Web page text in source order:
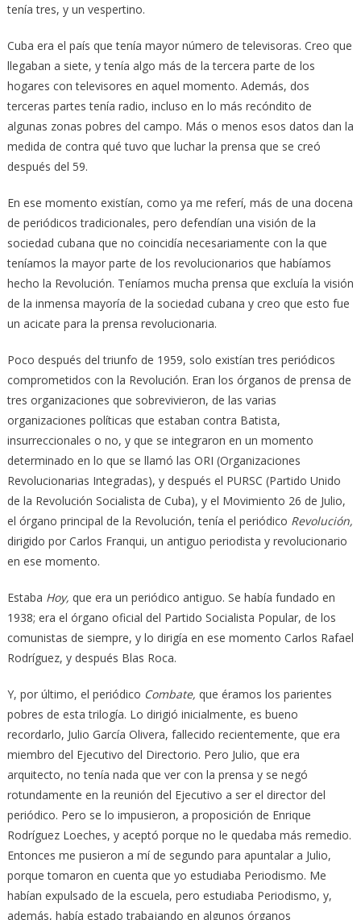
tenía tres, y un vespertino.
Cuba era el país que tenía mayor número de televisoras. Creo que
llegaban a siete, y tenía algo más de la tercera parte de los
hogares con televisores en aquel momento. Además, dos
terceras partes tenía radio, incluso en lo más recóndito de
algunas zonas pobres del campo. Más o menos esos datos dan la
medida de contra qué tuvo que luchar la prensa que se creó
después del 59.
En ese momento existían, como ya me referí, más de una docena
de periódicos tradicionales, pero defendían una visión de la
sociedad cubana que no coincidía necesariamente con la que
teníamos la mayor parte de los revolucionarios que habíamos
hecho la Revolución. Teníamos mucha prensa que excluía la visión
de la inmensa mayoría de la sociedad cubana y creo que esto fue
un acicate para la prensa revolucionaria.
Poco después del triunfo de 1959, solo existían tres periódicos
comprometidos con la Revolución. Eran los órganos de prensa de
tres organizaciones que sobrevivieron, de las varias
organizaciones políticas que estaban contra Batista,
insurreccionales o no, y que se integraron en un momento
determinado en lo que se llamó las ORI (Organizaciones
Revolucionarias Integradas), y después el PURSC (Partido Unido
de la Revolución Socialista de Cuba), y el Movimiento 26 de Julio,
el órgano principal de la Revolución, tenía el periódico Revolución,
dirigido por Carlos Franqui, un antiguo periodista y revolucionario
en ese momento.
Estaba Hoy, que era un periódico antiguo. Se había fundado en
1938; era el órgano oficial del Partido Socialista Popular, de los
comunistas de siempre, y lo dirigía en ese momento Carlos Rafael
Rodríguez, y después Blas Roca.
Y, por último, el periódico Combate, que éramos los parientes
pobres de esta trilogía. Lo dirigió inicialmente, es bueno
recordarlo, Julio García Olivera, fallecido recientemente, que era
miembro del Ejecutivo del Directorio. Pero Julio, que era
arquitecto, no tenía nada que ver con la prensa y se negó
rotundamente en la reunión del Ejecutivo a ser el director del
periódico. Pero se lo impusieron, a proposición de Enrique
Rodríguez Loeches, y aceptó porque no le quedaba más remedio.
Entonces me pusieron a mí de segundo para apuntalar a Julio,
porque tomaron en cuenta que yo estudiaba Periodismo. Me
habían expulsado de la escuela, pero estudiaba Periodismo, y,
además, había estado trabajando en algunos órganos